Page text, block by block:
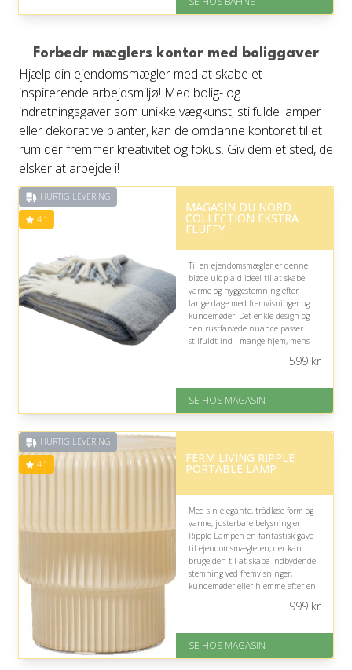
På lager
Levering: 1-3 hverdage
Fremragende Trustpilot rating
på 4.3 ud af 5
Forbedr mæglers kontor med boliggaver
Hjælp din ejendomsmægler med at skabe et
inspirerende arbejdsmiljø! Med bolig- og
indretningsgaver som unikke vægkunst, stilfulde lamper
eller dekorative planter, kan de omdanne kontoret til et
rum der fremmer kreativitet og fokus. Giv dem et sted, de
elsker at arbejde i!
HURTIG LEVERING
4.1
MAGASIN DU NORD
COLLECTION EKSTRA
FLUFFY
Til en ejendomsmægler er denne
bløde uldplaid ideel til at skabe
varme og hyggestemning efter
lange dage med fremvisninger og
kundemøder. Det enkle design og
den rustfarvede nuance passer
stilfuldt ind i mange hjem, mens
På lager
Levering: 1-3 dage
af 5
599kr
SE HOS MAGASIN
HURTIG LEVERING
4.1 FERM LIVING RIPPLE
PORTABLE LAMP
Med sin elegante, trådløse form og
varme, justerbare belysning er
Ripple Lampen en fantastisk gave
til ejendomsmægleren, der kan
bruge den til at skabe indbydende
stemning ved fremvisninger,
kundemøder eller hjemme efter en
design passer diskret ind overalt.
På lager
Levering: 1-3 dage
999kr
SE HOS MAGASIN